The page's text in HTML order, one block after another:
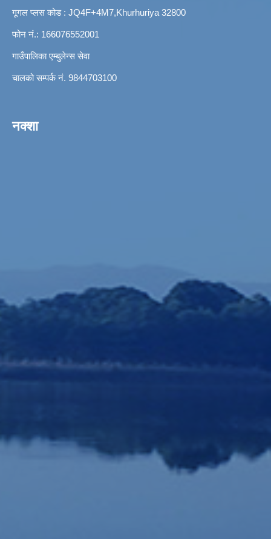
गूगल प्लस कोड : JQ4F+4M7,Khurhuriya 32800
फोन नं.: 166076552001
गाउँपालिका एम्बुलेन्स सेवा
चालको सम्पर्क नं. 9844703100
नक्शा